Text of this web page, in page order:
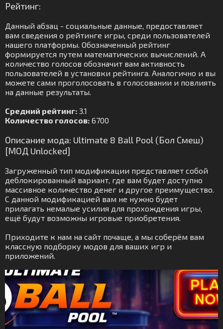
Рейтинг:
Данный абзац - социальные данные, предоставляет
вам сведения о рейтинге игры, среди пользователей
нашего платформы. Обозначенный рейтинг
формируется путем математических вычислений. А
количество голосов обозначит вам активность
пользователей в установки рейтинга. Аналогично и вы
можете сами проголосовать в голосовании и повлиять
на данные результаты.
Средний рейтинг: 3.1
Количество голосов: 6700
Описание мода: Ultimate 8 Ball Pool (Бол Смеш)
[МОД Unlocked]
Загруженный тип модификации представляет собой
деблокированный вариант, где вам будет доступно
массивное количество денег и другое преимущество.
С данной модификацией вам не нужно будет
прилагать немалые усилия для прохождения игры,
ещё будут возможны игровые приобретения.
Приходите к нам на сайт почаще, а мы соберём вам
классную подборку модов для ваших игр и
приложений.